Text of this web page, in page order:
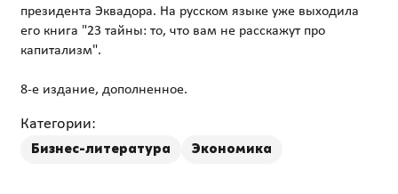
президента Эквадора. На русском языке уже выходила
его книга "23 тайны: то, что вам не расскажут про
капитализм".
Категории:
Бизнес-литература Экономика